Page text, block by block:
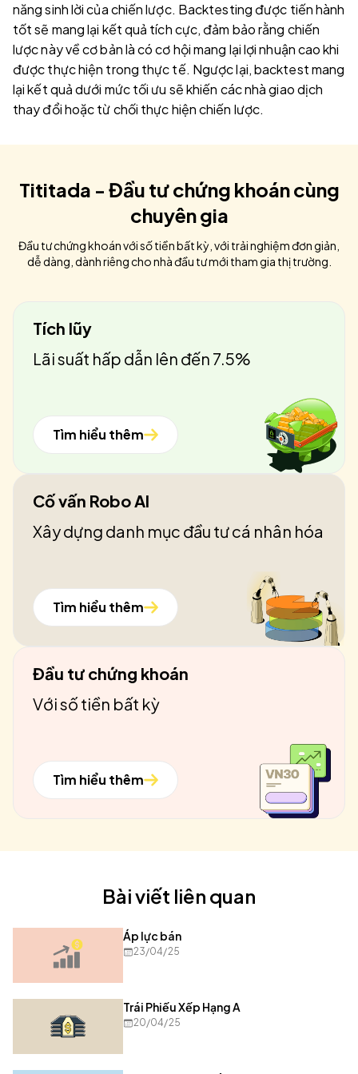
năng sinh lời của chiến lược. Backtesting được tiến hành
tốt sẽ mang lại kết quả tích cực, đảm bảo rằng chiến
lược này về cơ bản là có cơ hội mang lại lợi nhuận cao khi
được thực hiện trong thực tế. Ngược lại, backtest mang
lại kết quả dưới mức tối ưu sẽ khiến các nhà giao dịch
thay đổi hoặc từ chối thực hiện chiến lược.
Tititada - Đầu tư chứng khoán cùng
chuyên gia
Đầu tư chứng khoán với số tiền bất kỳ, với trải nghiệm đơn giản,
dễ dàng, dành riêng cho nhà đầu tư mới tham gia thị trường.
Tích lũy
Lãi suất hấp dẫn lên đến 7.5%
Tìm hiểu thêm
Cố vấn Robo AI
Xây dựng danh mục đầu tư cá nhân hóa
Tìm hiểu thêm
Đầu tư chứng khoán
Với số tiền bất kỳ
Tìm hiểu thêm
Bài viết liên quan
Áp lực bán
23/04/25
Trái Phiếu Xếp Hạng A
20/04/25